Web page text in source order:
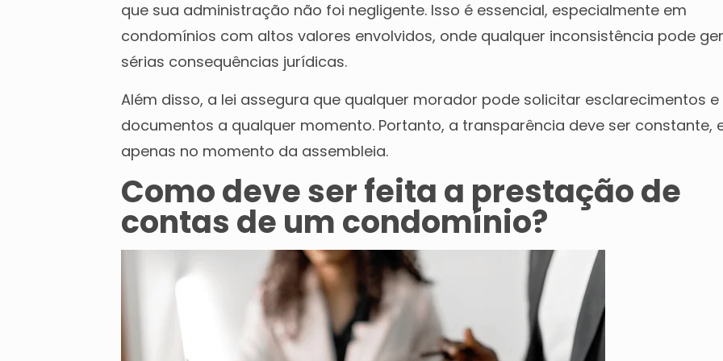
que sua administração não foi negligente. Isso é essencial, especialmente em
condomínios com altos valores envolvidos, onde qualquer inconsistência pode
sérias consequências jurídicas.
Além disso, a lei assegura que qualquer morador pode solicitar esclarecimentos e
documentos a qualquer momento. Portanto, a transparência deve ser constante,
apenas no momento da assembleia.
Como deve ser feita a prestação de
contas de um condomínio?